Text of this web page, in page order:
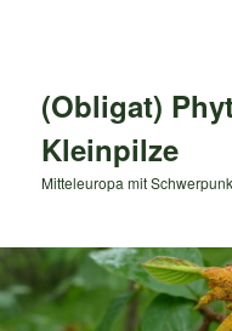
(Obligat)
Kleinpilze
Mitteleuropa mit